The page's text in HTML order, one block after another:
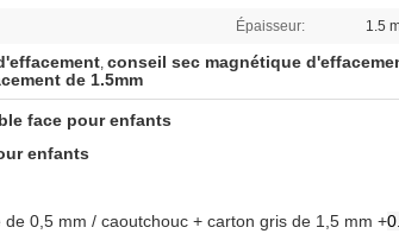
Épaisseur: 1.5
, conseil sec magnétique
de 1.5mm
face pour enfants
enfants
0,5 mm / caoutchouc + carton gris de 1,5 mm +